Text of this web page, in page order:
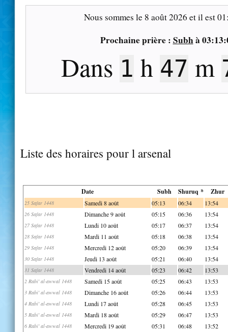
Nous sommes le 8 août 2026 et il est
Prochaine prière : Subhà
Dans 1 h 47 m
Liste des horaires pour l arsenal
Date Subh Shuruq * Zhur
25 Safar 1448 Samedi 8 août 05:13 06:34 13:54
26 Safar 1448 Dimanche 9 août 05:15 06:36 13:54
27 Safar 1448 Lundi 10 août 05:17 06:37 13:54
28 Safar 1448 Mardi 11 août 05:18 06:38 13:54
29 Safar 1448 Mercredi 12 août 05:20 06:39 13:54
30 Safar 1448 Jeudi 13 août 05:21 06:40 13:54
31 Safar 1448 Vendredi 14 août 05:23 06:42 13:53
2 Rabi' al-awwal 1448 Samedi 15 août 05:25 06:43 13:53
3 Rabi' al-awwal 1448 Dimanche 16 août 05:26 06:44 13:53
4 Rabi' al-awwal 1448 Lundi 17 août 05:28 06:45 13:53
5 Rabi' al-awwal 1448 Mardi 18 août 05:29 06:47 13:53
6 Rabi' al-awwal 1448 Mercredi 19 août 05:31 06:48 13:52